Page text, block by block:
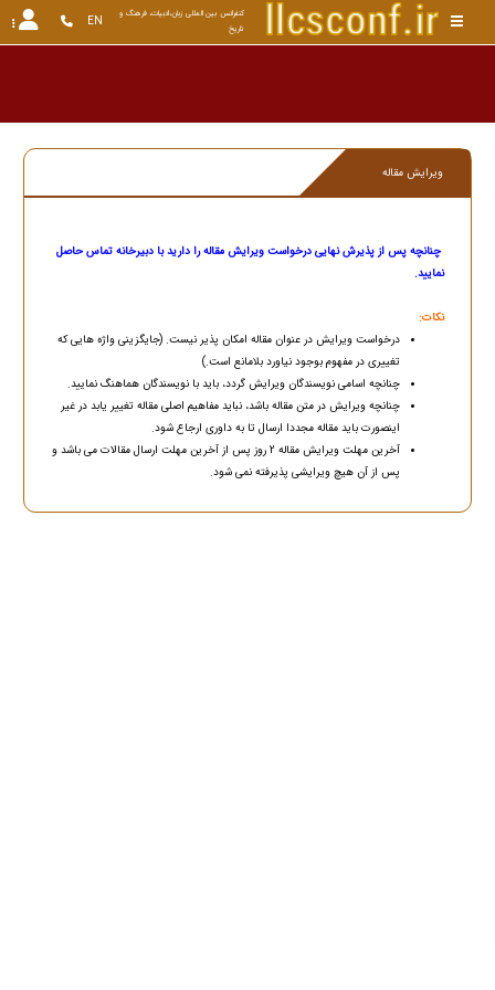
تاریخ
EN
ویرایش مقاله
چنانچه پس از پذیرش نهایی درخواست ویرایش مقاله را دارید با دبیرخانه تماس حاصل
نمایید.
نکات:
درخواست ویرایش در عنوان مقاله امکان پذیر نیست. (جایگزینی واژه هایی که
تغییری در مفهوم بوجود نیاورد بلامانع است.)
چنانچه اسامی نویسندگان ویرایش گردد، باید با نویسندگان هماهنگ نمایید.
چنانچه ویرایش در متن مقاله باشد، نباید مفاهیم اصلی مقاله تغییر یابد در غیر
اینصورت باید مقاله مجددا ارسال تا به داوری ارجاع شود.
آخرین مهلت ویرایش مقاله 2 روز پس از آخرین مهلت ارسال مقالات می باشد و
پس از آن هیچ ویرایشی پذیرفته نمی شود.